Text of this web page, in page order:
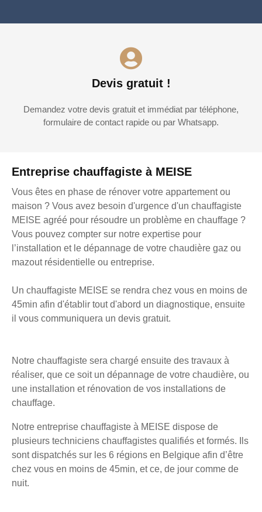
Entreprise chauffagiste à MEISE
Vous êtes en phase de rénover votre appartement ou
maison ? Vous avez besoin d'urgence d'un chauffagiste
MEISE agréé pour résoudre un problème en chauffage ?
Vous pouvez compter sur notre expertise pour
l’installation et le dépannage de votre chaudière gaz ou
mazout résidentielle ou entreprise.
Un chauffagiste MEISE se rendra chez vous en moins de
45min afin d'établir tout d'abord un diagnostique, ensuite
il vous communiquera un devis gratuit.
Notre chauffagiste sera chargé ensuite des travaux à
réaliser, que ce soit un dépannage de votre chaudière, ou
une installation et rénovation de vos installations de
chauffage.
Notre entreprise chauffagiste à MEISE dispose de
plusieurs techniciens chauffagistes qualifiés et formés. Ils
sont dispatchés sur les 6 régions en Belgique afin d’être
chez vous en moins de 45min, et ce, de jour comme de
nuit.
Devis gratuit !
Demandez votre devis gratuit et immédiat par téléphone,
formulaire de contact rapide ou par Whatsapp.